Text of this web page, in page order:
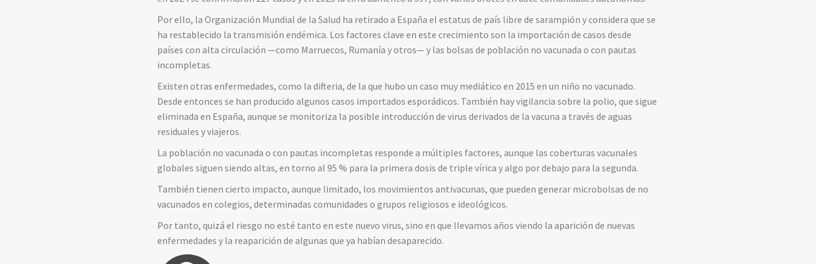
Por ello, la Organización Mundial de la Salud ha retirado a España el estatus de país libre de sarampión y considera que se
ha restablecido la transmisión endémica. Los factores clave en este crecimiento son la importación de casos desde
países con alta circulación —como Marruecos, Rumanía y otros— y las bolsas de población no vacunada o con pautas
incompletas.
Existen otras enfermedades, como la difteria, de la que hubo un caso muy mediático en 2015 en un niño no vacunado.
Desde entonces se han producido algunos casos importados esporádicos. También hay vigilancia sobre la polio, que sigue
eliminada en España, aunque se monitoriza la posible introducción de virus derivados de la vacuna a través de aguas
residuales y viajeros.
La población no vacunada o con pautas incompletas responde a múltiples factores, aunque las coberturas vacunales
globales siguen siendo altas, en torno al 95 % para la primera dosis de triple vírica y algo por debajo para la segunda.
También tienen cierto impacto, aunque limitado, los movimientos antivacunas, que pueden generar microbolsas de no
vacunados en colegios, determinadas comunidades o grupos religiosos e ideológicos.
Por tanto, quizá el riesgo no esté tanto en este nuevo virus, sino en que llevamos años viendo la aparición de nuevas
enfermedades y la reaparición de algunas que ya habían desaparecido.